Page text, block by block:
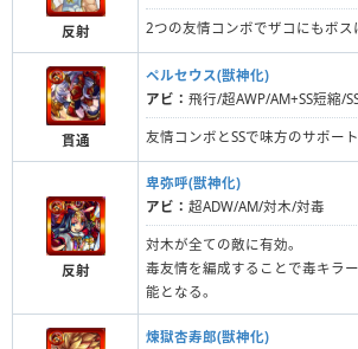
反射 2つの友情コンボでザコにもボス
貫通
ペルセウス(獣神化)
アビ： 飛行/超AWP/AM+SS短縮/
友情コンボとSSで味方のサポート
反射
卑弥呼(獣神化)
アビ： 超ADW/AM/対木/対毒
対木が全ての敵に有効。
毒友情を編成することで毒キラ
能となる。
煉獄杏寿郎(獣神化)